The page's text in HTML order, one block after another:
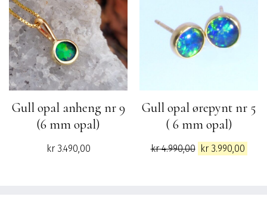
Gull opal anheng nr 9
(6 mm opal)
kr3.490,00
Gull opal ørepynt nr 5
( 6 mm opal)
kr4.990,00 Opprinnelig
kr3.990,00